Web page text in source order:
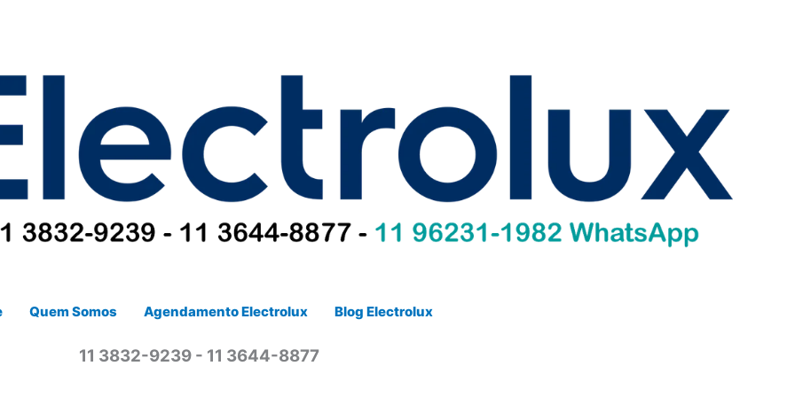
Quem Somos Agendamento Electrolux Blog Electrolux
11 3832-9239 - 11 3644-8877